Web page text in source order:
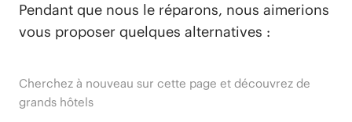
Pendant que nous le réparons, nous aimerions
vous proposer quelques alternatives :
Cherchez à nouveau sur cette page et découvrez de
grands hôtels